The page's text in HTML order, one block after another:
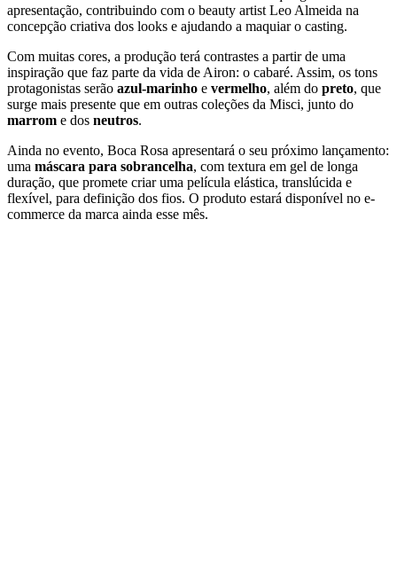
apresentação, contribuindo com o beauty artist Leo Almeida na
concepção criativa dos looks e ajudando a maquiar o casting.
Com muitas cores, a produção terá contrastes a partir de uma
inspiração que faz parte da vida de Airon: o cabaré. Assim, os tons
protagonistas serão azul-marinho e vermelho, além do preto, que
surge mais presente que em outras coleções da Misci, junto do
marrom e dos neutros.
Ainda no evento, Boca Rosa apresentará o seu próximo lançamento:
uma máscara para sobrancelha, com textura em gel de longa
duração, que promete criar uma película elástica, translúcida e
flexível, para definição dos fios. O produto estará disponível no e-
commerce da marca ainda esse mês.